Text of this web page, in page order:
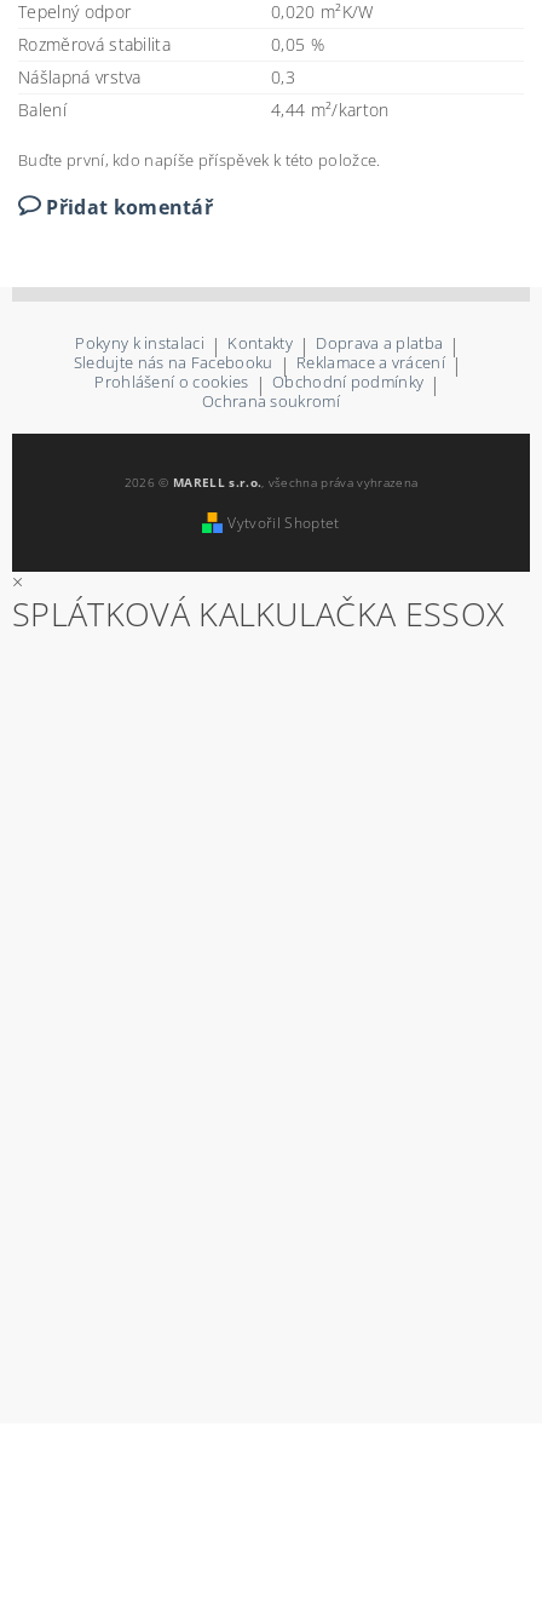
Tepelný odpor
0,020 m²K/W
Rozměrová stabilita
0,05 %
Nášlapná vrstva
0,3
Balení
4,44 m²/karton
Buďte první, kdo napíše příspěvek k této položce.
Přidat komentář
Pokyny k instalaci | Kontakty | Doprava a platba |
Sledujte nás na Facebooku | Reklamace a vrácení |
Prohlášení o cookies | Obchodní podmínky |
Ochrana soukromí
2026 © MARELL s.r.o., všechna práva vyhrazena
Vytvořil Shoptet
×
SPLÁTKOVÁ KALKULAČKA ESSOX